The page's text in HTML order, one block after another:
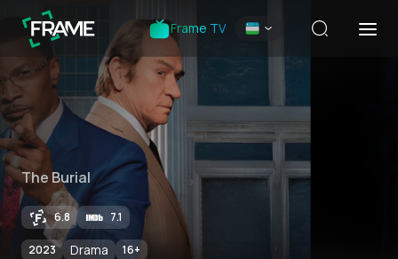
Frame TV
The Burial
6.8 7.1
2023 Drama 16+